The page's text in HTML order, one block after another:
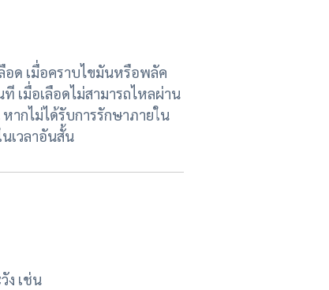
ด เมื่อคราบไขมันหรือพลัค
เมื่อเลือดไม่สามารถไหลผ่าน
ากไม่ได้รับการรักษาภายใน
เวลาอันสั้น
ง เช่น